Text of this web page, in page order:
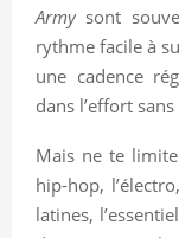
Armysont
rythme facile à
une cadence
dans l’effort
Mais ne te
hip-hop,
latines,